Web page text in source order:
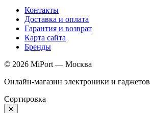
Контакты
Доставка и оплата
Гарантия и возврат
Карта сайта
Бренды
© 2026 MiPort — Москва
Онлайн-магазин электроники и гаджетов
Сортировка
✕